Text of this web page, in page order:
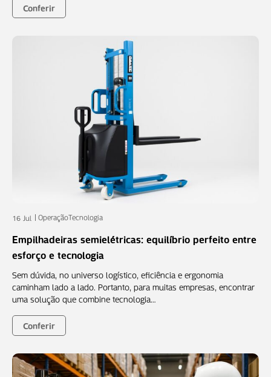
Conferir
16 Jul OperaçãoTecnologia
Empilhadeiras semielétricas: equilíbrio perfeito entre
esforço e tecnologia
Sem dúvida, no universo logístico, eficiência e ergonomia
caminham lado a lado. Portanto, para muitas empresas, encontrar
uma solução que combine tecnologia…
Conferir